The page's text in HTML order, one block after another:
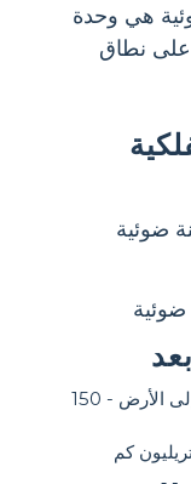
هي وحدة
على نطاق
وحدة الفلكية (أو)، والمسافة من الشمس إلى الأرض - 150